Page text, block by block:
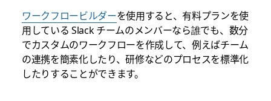
ワークフロービルダーを使用すると、有料プランを使
用している Slack チームのメンバーなら誰でも、数分
でカスタムのワークフローを作成して、例えばチーム
の連携を簡素化したり、研修などのプロセスを標準化
したりすることができます。